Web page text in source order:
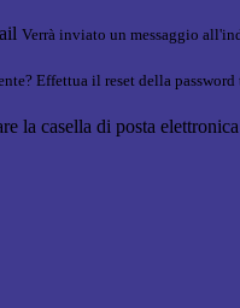
Verrà inviato un messaggio
Effettua il reset della
la casella di posta